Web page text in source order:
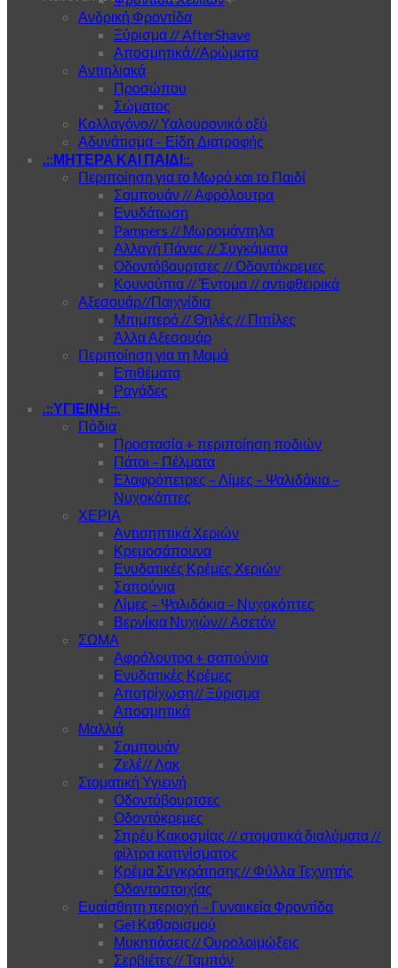
Ανδρική Φροντίδα
Ξύρισμα // AfterShave
Αποσμητικά//Αρώματα
Αντιηλιακά
Προσώπου
Σώματος
Κολλαγόνο// Υαλουρονικό οξύ
Αδυνάτισμα – Είδη Διατροφής
.::ΜΗΤΕΡΑ ΚΑΙ ΠΑΙΔΙ::.
Περιποίηση για το Μωρό και το Παιδί
Σαμπουάν // Αφρόλουτρα
Ενυδάτωση
Pampers // Μωρομάντηλα
Αλλαγή Πάνας // Συγκάματα
Οδοντόβουρτσες // Οδοντόκρεμες
Κουνούπια // Έντομα // αντιφθειρικά
Αξεσουάρ//Παιχνίδια
Μπιμπερό // Θηλές // Πιπίλες
Άλλα Αξεσουάρ
Περιποίηση για τη Μαμά
Επιθέματα
Ραγάδες
.::ΥΓΙΕΙΝΗ::.
Πόδια
Προστασία + περιποίηση ποδιών
Πάτοι – Πέλματα
Ελαφρόπετρες – Λίμες – Ψαλιδάκια –
Νυχοκόπτες
ΧΕΡΙΑ
Αντισηπτικά Χεριών
Κρεμοσάπουνα
Ενυδατικές Κρέμες Χεριών
Σαπούνια
Λίμες – Ψαλιδάκια – Νυχοκόπτες
Βερνίκια Νυχιών// Ασετόν
ΣΩΜΑ
Αφρόλουτρα + σαπούνια
Ενυδατικές Κρέμες
Αποτρίχωση// Ξύρισμα
Αποσμητικά
Μαλλιά
Σαμπουάν
Ζελέ// Λακ
Στοματική Υγιεινή
Οδοντόβουρτσες
Οδοντόκρεμες
Σπρέυ Κακοσμίας // στοματικά διαλύματα //
φίλτρα καπνίσματος
Κρέμα Συγκράτησης// Φύλλα Τεχνητής
Οδοντοστοιχίας
Ευαίσθητη περιοχή – Γυναικεία Φροντίδα
Gel Καθαρισμού
Μυκητιάσεις// Ουρολοιμώξεις
Σερβιέτες// Ταμπόν